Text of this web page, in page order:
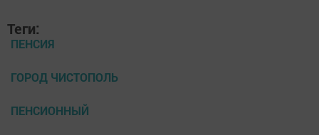
Теги:
ПЕНСИЯ
ГОРОД ЧИСТОПОЛЬ
ПЕНСИОННЫЙ